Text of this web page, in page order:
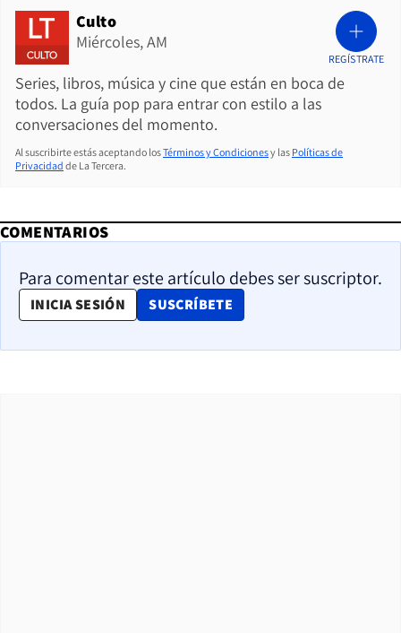
Culto
Miércoles, AM
Series, libros, música y cine que están en boca de
todos. La guía pop para entrar con estilo a las
conversaciones del momento.
REGÍSTRATE
Al suscribirte estás aceptando losTérminos y Condicionesy las Políticas de
Privacidad de La Tercera.
COMENTARIOS
Para comentar este artículo debes ser suscriptor.
INICIA SESIÓN SUSCRÍBETE
OPENS IN NEW WINDOW